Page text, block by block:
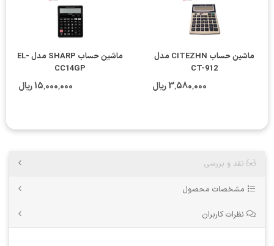
ماشین حساب CITEZHN مدل
CT-912
3٬580٬000 ریال
ماشین حساب SHARP مدل EL-
CC14GP
15٬000٬000 ریال
نقد و بررسی
مشخصات محصول
نظرات کاربران